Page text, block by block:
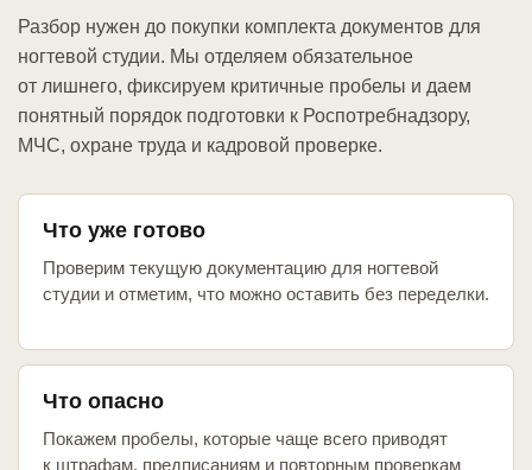
Разбор нужен до покупки комплекта документов для
ногтевой студии. Мы отделяем обязательное
от лишнего, фиксируем критичные пробелы и даем
понятный порядок подготовки к Роспотребнадзору,
МЧС, охране труда и кадровой проверке.
Что уже готово
Проверим текущую документацию для ногтевой
студии и отметим, что можно оставить без переделки.
Что опасно
Покажем пробелы, которые чаще всего приводят
к штрафам, предписаниям и повторным проверкам